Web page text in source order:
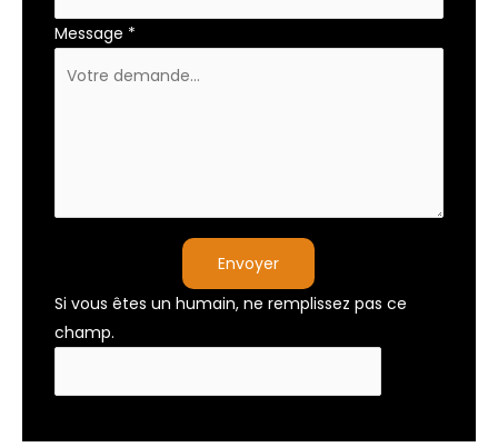
Message *
Envoyer
Si vous êtes un humain, ne remplissez pas ce
champ.